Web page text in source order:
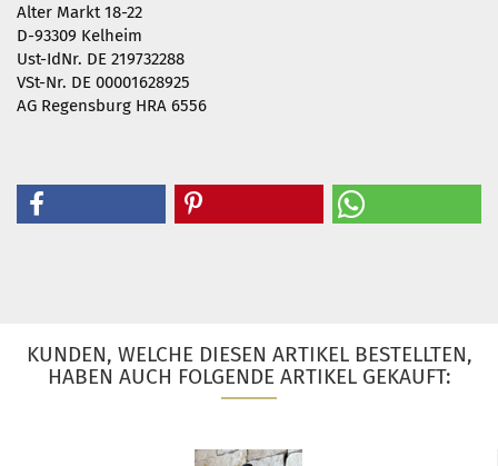
Alter Markt 18-22
D-93309 Kelheim
Ust-IdNr. DE 219732288
VSt-Nr. DE 00001628925
AG Regensburg HRA 6556
KUNDEN, WELCHE DIESEN ARTIKEL BESTELLTEN,
HABEN AUCH FOLGENDE ARTIKEL GEKAUFT: